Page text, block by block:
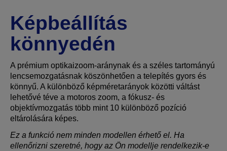
Képbeállítás
könnyedén
A prémium optikaizoom-aránynak és a széles tartományú
lencsemozgatásnak köszönhetően a telepítés gyors és
könnyű. A különböző képméretarányok közötti váltást
lehetővé téve a motoros zoom, a fókusz- és
objektívmozgatás több mint 10 különböző pozíció
eltárolására képes.
Ez a funkció nem minden modellen érhető el. Ha
ellenőrizni szeretné, hogy az Ön modellje rendelkezik-e